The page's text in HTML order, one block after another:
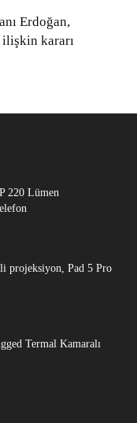
Erdoğan,
ilişkin kararı
220 Lümen
projeksiyon, Pad 5 Pro
Termal Kamaralı